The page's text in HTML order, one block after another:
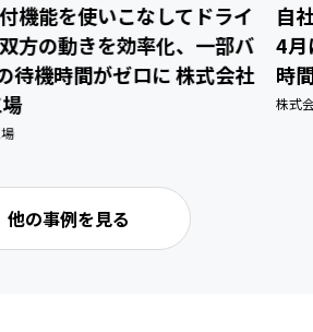
機能を使いこなしてドライ
方の動きを効率化、一部バ
待機時間がゼロに 株式会社
自
4月
時
株式
他の事例を見る